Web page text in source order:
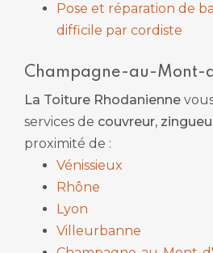
Pose et réparation de
difficile par cordiste
Champagne-au-Mont-
La Toiture Rhodanienne
services de couvreur,
proximité de :
Vénissieux
Rhône
Lyon
Villeurbanne